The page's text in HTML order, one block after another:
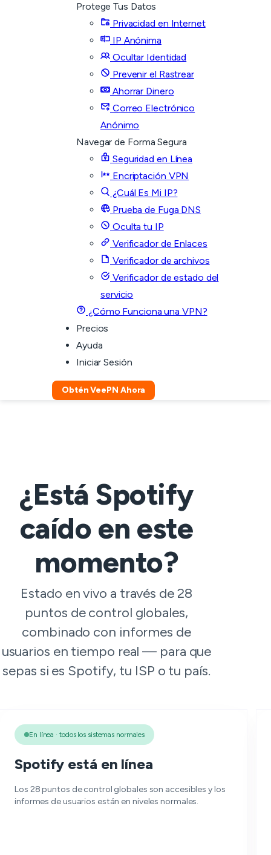
Protege Tus Datos
Privacidad en Internet
IP Anónima
Ocultar Identidad
Prevenir el Rastrear
Ahorrar Dinero
Correo Electrónico
Anónimo
Navegar de Forma Segura
Seguridad en Línea
Encriptación VPN
¿Cuál Es Mi IP?
Prueba de Fuga DNS
Oculta tu IP
Verificador de Enlaces
Verificador de archivos
Verificador de estado del
servicio
¿Cómo Funciona una VPN?
Precios
Ayuda
Iniciar Sesión
Obtén VeePN Ahora
¿Está Spotify
caído en este
momento?
Estado en vivo a través de 28
puntos de control globales,
combinado con informes de
usuarios en tiempo real — para que
sepas si es Spotify, tu ISP o tu país.
En línea · todos los sistemas normales
Spotify está en línea
Los 28 puntos de control globales son accesibles y los
informes de usuarios están en niveles normales.